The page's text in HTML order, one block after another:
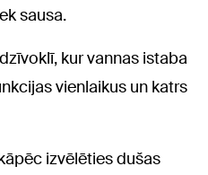
sausa.
kur vannas istaba
vienlaikus un katrs
izvēlēties dušas